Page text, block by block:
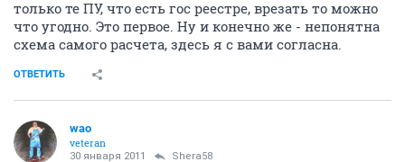
только те ПУ, что есть гос реестре, врезать то можно
что угодно. Это первое. Ну и конечно же - непонятна
схема самого расчета, здесь я с вами согласна.
ОТВЕТИТЬ
wao
veteran
30 января 2011 Shera58